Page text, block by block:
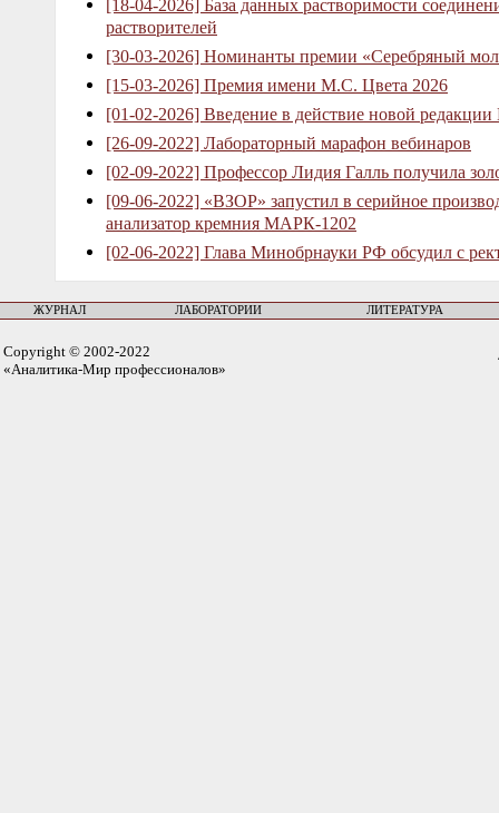
[18-04-2026] База данных растворимости
растворителей
[30-03-2026] Номинанты премии «Серебряный
[15-03-2026] Премия имени М.С. Цвета 2026
[01-02-2026] Введение в действие новой
[26-09-2022] Лабораторный марафон вебинаров
[02-09-2022] Профессор Лидия Галль получила
[09-06-2022] «ВЗОР» запустил в серийное
анализатор кремния МАРК-1202
[02-06-2022] Глава Минобрнауки РФ обсудил с
ЖУРНАЛ ЛАБОРАТОРИИ ЛИТЕРАТУРА
Copyright © 2002-2022
«Аналитика-Мир профессионалов»